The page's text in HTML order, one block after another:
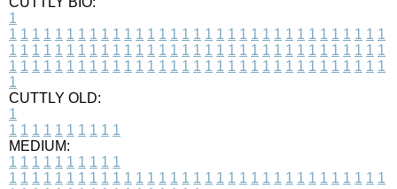
1
1 1 1 1 1 1 1 1 1 1 1 1 1 1 1 1 1 1 1 1 1 1 1 1 1 1 1 1 1 1 1 1 1
1 1 1 1 1 1 1 1 1 1 1 1 1 1 1 1 1 1 1 1 1 1 1 1 1 1 1 1 1 1 1 1 1
1 1 1 1 1 1 1 1 1 1 1 1 1 1 1 1 1 1 1 1 1 1 1 1 1 1 1 1 1 1 1 1 1
1
CUTTLY OLD:
1
1 1 1 1 1 1 1 1 1 1
MEDIUM:
1 1 1 1 1 1 1 1 1 1
1 1 1 1 1 1 1 1 1 1 1 1 1 1 1 1 1 1 1 1 1 1 1 1 1 1 1 1 1 1 1 1 1